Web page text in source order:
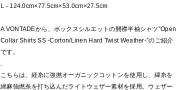
L - 124.0cm×77.5cm×53.0cm×27.5cm
A VONTADEから、ボックスシルエットの開襟半袖シャツ”Open
Collar Shirts SS -Corton/Linen Hard Twist Weather-”のご紹介
です。
こちらは、経糸に強撚オーガニックコットンを使用し、緯糸を
綿麻強撚糸を打ち込んだライトウェザー素材を採用。ウェザー